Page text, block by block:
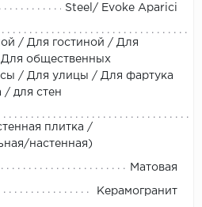
Steel/ Evoke Aparici
/ Для гостиной / Для
общественных
/ Для улицы / Для фартука
для стен
плитка /
настенная)
Матовая
Керамогранит